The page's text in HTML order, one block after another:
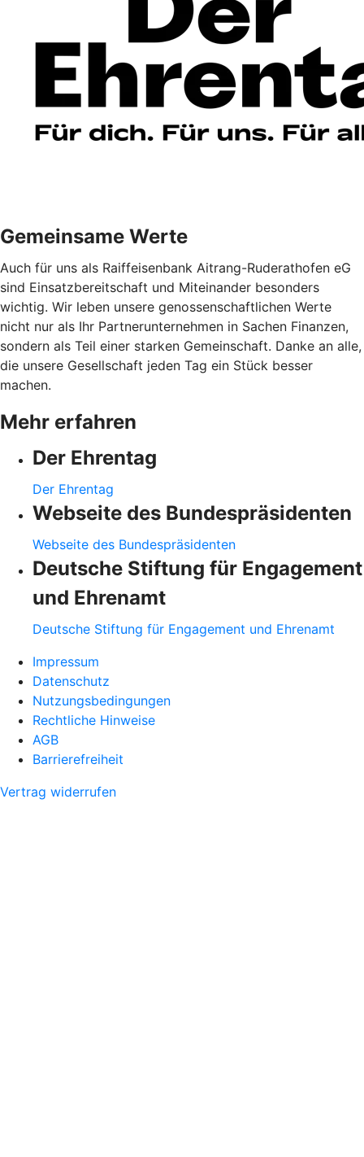
Gemeinsame Werte
Auch für uns als Raiffeisenbank Aitrang-Ruderathofen eG
sind Einsatzbereitschaft und Miteinander besonders
wichtig. Wir leben unsere genossenschaftlichen Werte
nicht nur als Ihr Partnerunternehmen in Sachen Finanzen,
sondern als Teil einer starken Gemeinschaft. Danke an alle,
die unsere Gesellschaft jeden Tag ein Stück besser
machen.
Mehr erfahren
Der Ehrentag
Der Ehrentag
Webseite des Bundespräsidenten
Webseite des Bundespräsidenten
Deutsche Stiftung für Engagement
und Ehrenamt
Deutsche Stiftung für Engagement und Ehrenamt
Impressum
Datenschutz
Nutzungsbedingungen
Rechtliche Hinweise
AGB
Barrierefreiheit
Vertrag widerrufen